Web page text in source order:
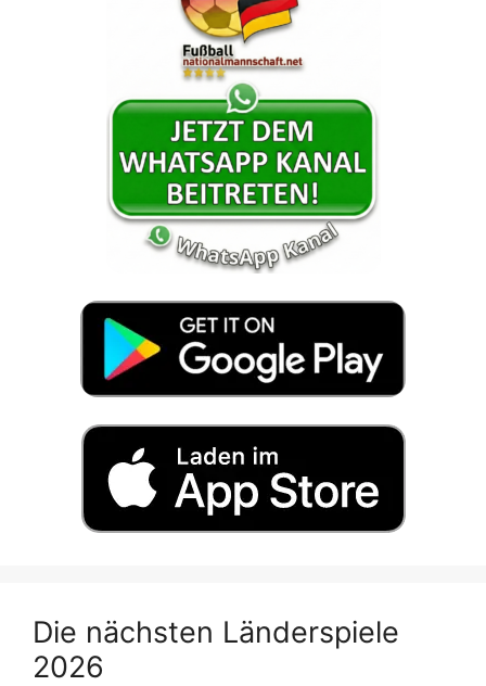
Die nächsten Länderspiele
2026